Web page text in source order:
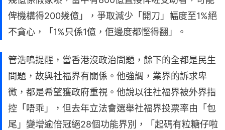
俾機構得200幾億」，爭取減少「開刀」幅度至1%絕
不貪心，「1%只係1億，佢邊度都慳得翻」。
管浩鳴提醒，當香港沒政治問題，餘下的全都是民生
問題，故與社福界有關係。他強調，業界的訴求卑
微，都是希望獲政府重視。他說以往社福界被外界指
控「唔乖」，但去年立法會選舉社福界投票率由「包
尾」變增逾倍冠絕28個功能界別，「起碼有粒糖仔啦